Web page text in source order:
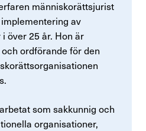
människorättsjurist
av
över 25 år. Hon är
ordförande för den
som sakkunnig och
organisationer,